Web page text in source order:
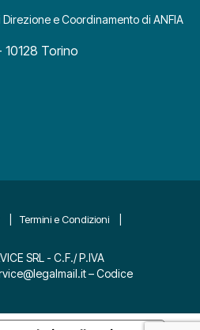
e Coordinamento di ANFIA
10128 Torino
Termini e Condizioni
SRL - C.F./ P.IVA
– Codice